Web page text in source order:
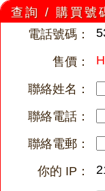
查詢 / 購買號
電話號碼：
售價：
聯絡姓名：
聯絡電話：
聯絡電郵：
你的 IP：